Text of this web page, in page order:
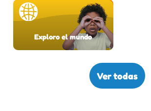
Exploro el mundo
Ver todas